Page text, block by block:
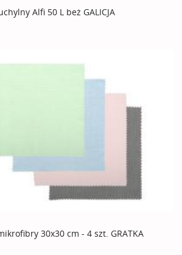
Alfi 50 L beż GALICJA
30x30 cm - 4 szt. GRATKA